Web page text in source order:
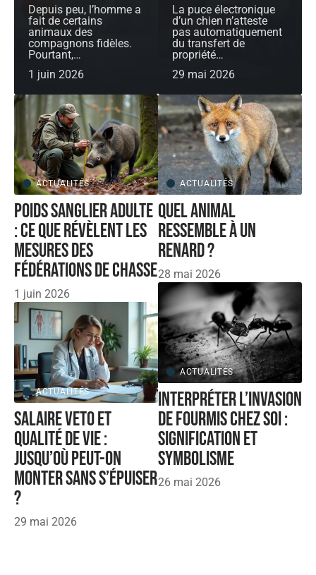
Depuis peu, l’homme a
fait de certains
animaux des
compagnons fidèles.
Pourtant,…
1 juin 2026
ACTUALITÉS
Poids sanglier adulte
: ce que révèlent les
mesures des
fédérations de chasse
1 juin 2026
ACTUALITÉS
Salaire veto et
qualité de vie :
jusqu’où peut-on
monter sans s’épuiser
?
29 mai 2026
La puce électronique
d’un chien n’atteste
pas automatiquement
du transfert de
propriété…
29 mai 2026
ACTUALITÉS
Quel animal
ressemble à un
renard ?
28 mai 2026
ACTUALITÉS
Interpréter l’invasion
de fourmis chez soi :
signification et
symbolisme
26 mai 2026